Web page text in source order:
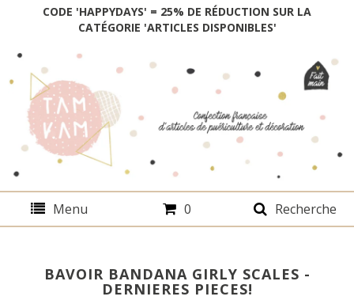
CODE 'HAPPYDAYS' = 25% DE RÉDUCTION SUR LA
CATÉGORIE 'ARTICLES DISPONIBLES'
Menu 0 Recherche
BAVOIR BANDANA GIRLY SCALES -
DERNIERES PIECES!